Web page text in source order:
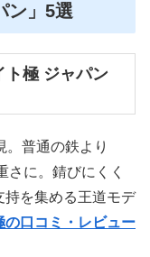
ン」5選
極 ジャパン
。普通の鉄より
さに。錆びにくく
持を集める王道モデ
の口コミ・レビュー